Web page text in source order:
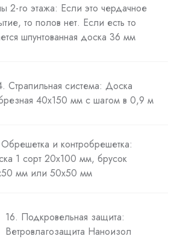
2-го этажа: Если это чердачное
то полов нет. Если есть то
шпунтованная доска 36 мм
Страпильная система: Доска
40х150 мм с шагом в 0,9 м
и контробрешетка:
1 сорт 20х100 мм, брусок
мм или 50х50 мм
16. Подкровельная защита:
Ветровлагозащита Наноизол